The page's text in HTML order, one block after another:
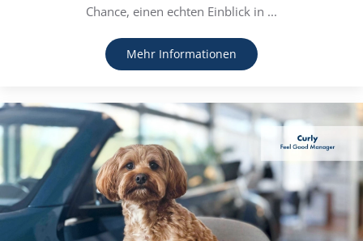
Chance, einen echten Einblick in ...
Mehr Informationen